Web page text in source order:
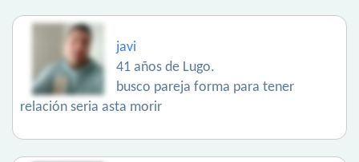
javi
41 años de Lugo.
busco pareja forma para tener
relación seria asta morir